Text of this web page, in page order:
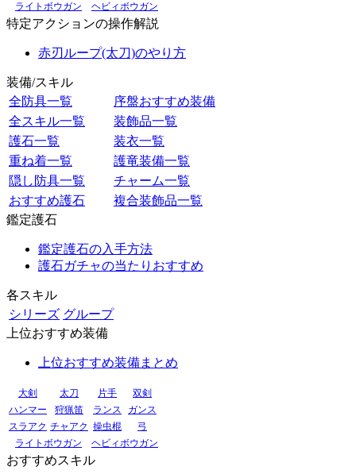
ライトボウガン ヘビィボウガン
特定アクションの操作解説
赤刃ループ(太刀)のやり方
装備/スキル
全防具一覧
序盤おすすめ装備
全スキル一覧
装飾品一覧
護石一覧
装衣一覧
重ね着一覧
護竜装備一覧
隠し防具一覧
チャーム一覧
おすすめ護石
複合装飾品一覧
鑑定護石
鑑定護石の入手方法
護石ガチャの当たりおすすめ
各スキル
シリーズ グループ
上位おすすめ装備
上位おすすめ装備まとめ
大剣 太刀 片手
双剣
ハンマー
狩猟笛 ランス
ガンス
スラアク チャアク 操虫棍
弓
ライトボウガン
ヘビィボウガン
おすすめスキル